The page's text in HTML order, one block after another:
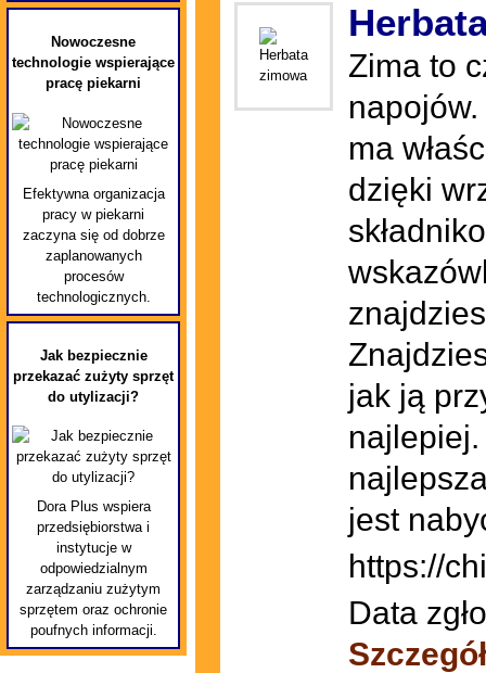
Nowoczesne
technologie wspierające
pracę piekarni
Efektywna organizacja
pracy w piekarni
zaczyna się od dobrze
zaplanowanych
procesów
technologicznych.
Jak bezpiecznie
przekazać zużyty sprzęt
do utylizacji?
Dora Plus wspiera
przedsiębiorstwa i
instytucje w
odpowiedzialnym
zarządzaniu zużytym
sprzętem oraz ochronie
poufnych informacji.
Zima to
ma
dzięki
jak ją
jest
https://
Data